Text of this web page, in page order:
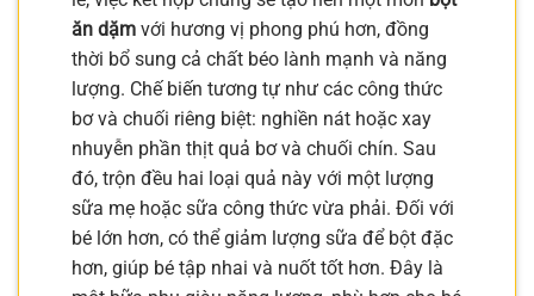
ăn dặm với hương vị phong phú hơn, đồng
thời bổ sung cả chất béo lành mạnh và năng
lượng. Chế biến tương tự như các công thức
bơ và chuối riêng biệt: nghiền nát hoặc xay
nhuyễn phần thịt quả bơ và chuối chín. Sau
đó, trộn đều hai loại quả này với một lượng
sữa mẹ hoặc sữa công thức vừa phải. Đối với
bé lớn hơn, có thể giảm lượng sữa để bột đặc
hơn, giúp bé tập nhai và nuốt tốt hơn. Đây là